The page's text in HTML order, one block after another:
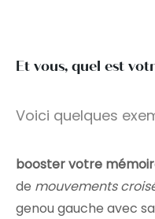
Et vous, quel est
Voici quelques
booster votre
de mouvements
genou gauche avec